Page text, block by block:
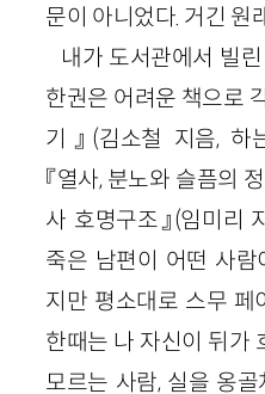
문이 아니었다. 거긴 원
내가 도서관에서 빌
한권은 어려운 책으로
기』(김소철 지음, 하
『열사, 분노와 슬픔의
사 호명구조』(임미리
죽은 남편이 어떤 사
지만 평소대로 스무 페
한때는 나 자신이 뒤가
모르는 사람, 실을 옹